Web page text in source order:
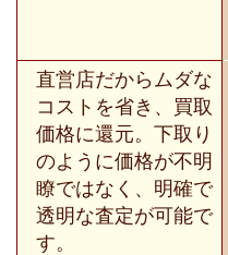
直営店だからムダな
コストを省き、買取
価格に還元。下取り
のように価格が不明
瞭ではなく、明確で
透明な査定が可能で
す。